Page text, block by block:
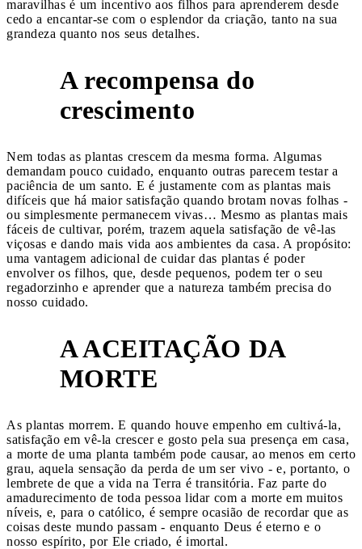
maravilhas é um incentivo aos filhos para aprenderem desde
cedo a encantar-se com o esplendor da criação, tanto na sua
grandeza quanto nos seus detalhes.
A recompensa do
crescimento
Nem todas as plantas crescem da mesma forma. Algumas
demandam pouco cuidado, enquanto outras parecem testar a
paciência de um santo. E é justamente com as plantas mais
difíceis que há maior satisfação quando brotam novas folhas -
ou simplesmente permanecem vivas… Mesmo as plantas mais
fáceis de cultivar, porém, trazem aquela satisfação de vê-las
viçosas e dando mais vida aos ambientes da casa. A propósito:
uma vantagem adicional de cuidar das plantas é poder
envolver os filhos, que, desde pequenos, podem ter o seu
regadorzinho e aprender que a natureza também precisa do
nosso cuidado.
A ACEITAÇÃO DA
MORTE
As plantas morrem. E quando houve empenho em cultivá-la,
satisfação em vê-la crescer e gosto pela sua presença em casa,
a morte de uma planta também pode causar, ao menos em certo
grau, aquela sensação da perda de um ser vivo - e, portanto, o
lembrete de que a vida na Terra é transitória. Faz parte do
amadurecimento de toda pessoa lidar com a morte em muitos
níveis, e, para o católico, é sempre ocasião de recordar que as
coisas deste mundo passam - enquanto Deus é eterno e o
nosso espírito, por Ele criado, é imortal.